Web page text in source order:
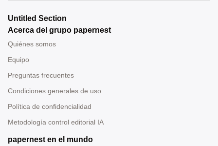
Untitled Section
Acerca del grupo papernest
Quiénes somos
Equipo
Preguntas frecuentes
Condiciones generales de uso
Política de confidencialidad
Metodología control editorial IA
papernest en el mundo